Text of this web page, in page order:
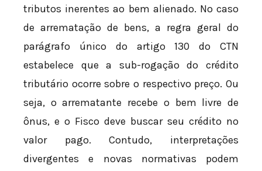
tributos inerentes ao bem alienado. No caso
de arrematação de bens, a regra geral do
parágrafo único do artigo 130 do CTN
estabelece que a sub-rogação do crédito
tributário ocorre sobre o respectivo preço. Ou
seja, o arrematante recebe o bem livre de
ônus, e o Fisco deve buscar seu crédito no
valor pago. Contudo, interpretações
divergentes e novas normativas podem